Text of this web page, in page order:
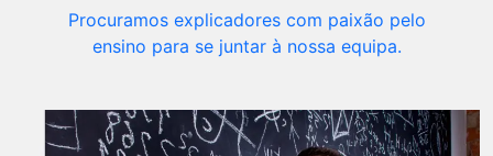
Procuramos explicadores com paixão pelo
ensino para se juntar à nossa equipa.